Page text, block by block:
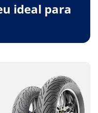
ideal para